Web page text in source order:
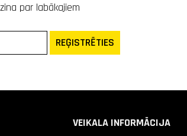
par labākajiem
REĢISTRĒTIES
VEIKALA INFORMĀCIJA